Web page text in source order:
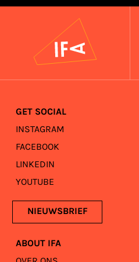
GET SOCIAL
INSTAGRAM
FACEBOOK
LINKEDIN
YOUTUBE
NIEUWSBRIEF
ABOUT IFA